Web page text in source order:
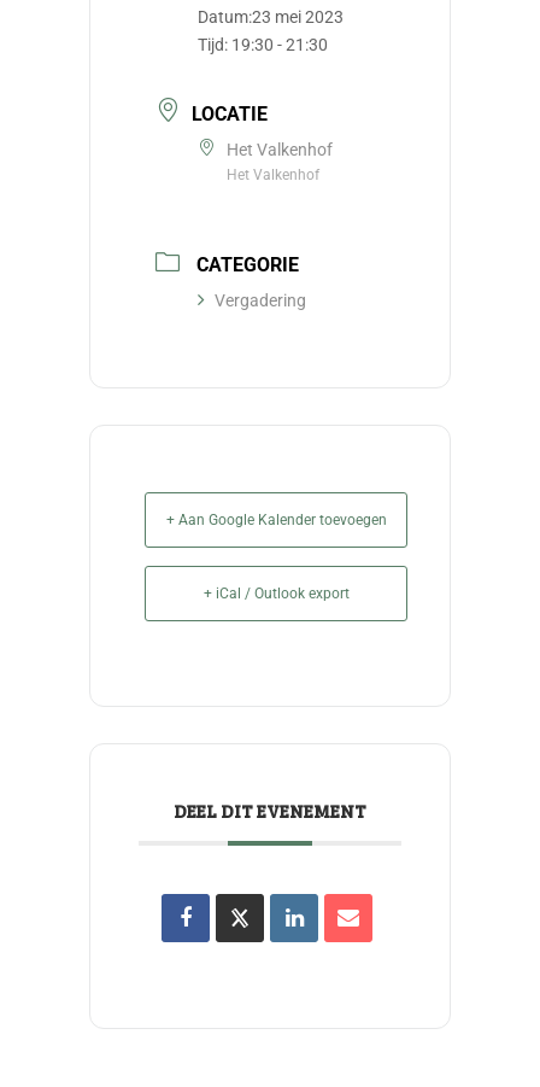
Datum:23 mei 2023
Tijd: 19:30 - 21:30
LOCATIE
Het Valkenhof
Het Valkenhof
CATEGORIE
Vergadering
+ Aan Google Kalender toevoegen
+ iCal / Outlook export
DEEL DIT EVENEMENT